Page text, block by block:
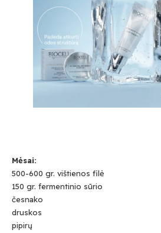
Mėsai:
500-600 gr. vištienos filė
150 gr. fermentinio sūrio
česnako
druskos
pipirų